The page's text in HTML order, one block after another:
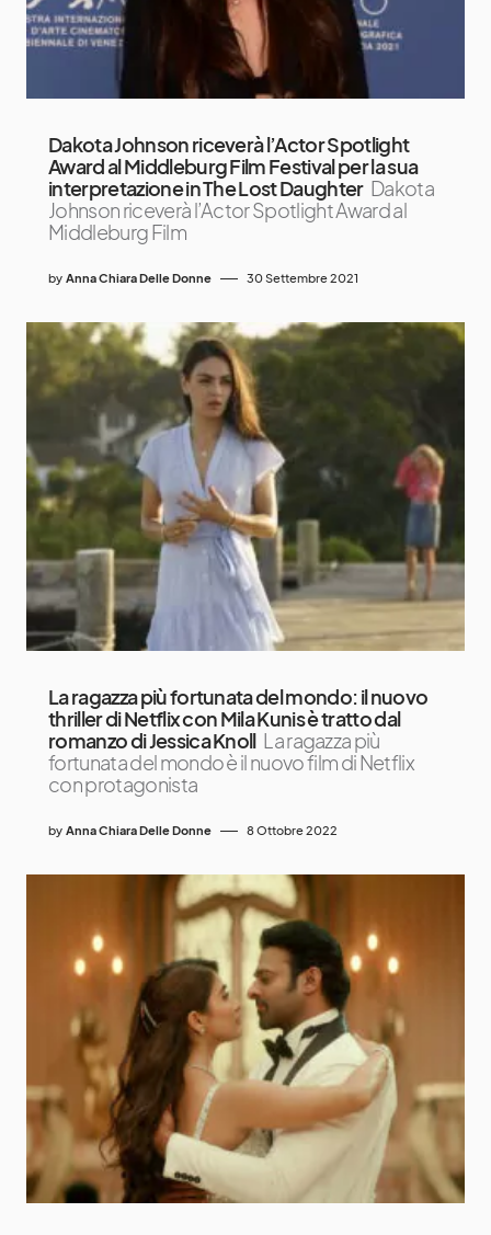
Dakota Johnson riceverà l’Actor Spotlight
Award al Middleburg Film Festival per la sua
interpretazione in The Lost Daughter Dakota
Johnson riceverà l’Actor Spotlight Award al
Middleburg Film
by Anna Chiara Delle Donne 30 Settembre 2021
La ragazza più fortunata del mondo: il nuovo
thriller di Netflix con Mila Kunis è tratto dal
romanzo di Jessica Knoll La ragazza più
fortunata del mondo è il nuovo film di Netflix
con protagonista
by Anna Chiara Delle Donne 8 Ottobre 2022